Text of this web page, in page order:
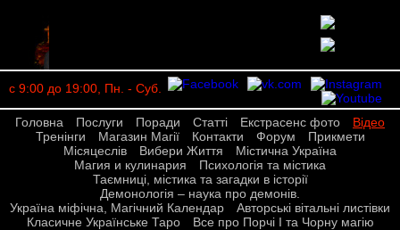
с 9:00 до 19:00, Пн. - Суб.
Головна Послуги Поради Статті Екстрасенс фото
Відео
Тренінги
Магазин Магії Контакти Форум
Прикмети
Місяцеслів
Вибери Життя
Містична Україна
Магия и кулинария
Психологія та містика
Таємниці, містика та загадки в історії
Демонологія – наука про демонів.
Україна міфічна, Магічний Календар
Авторські вітальні листівки
Класичне Українське Таро
Все про Порчі І та Чорну магію